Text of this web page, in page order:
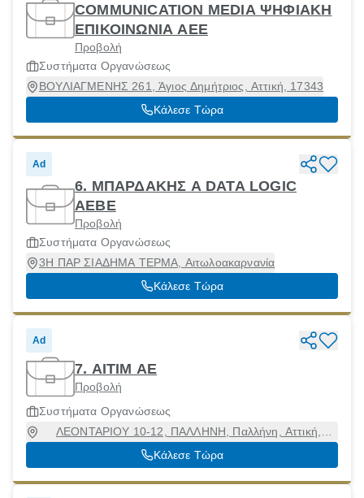
COMMUNICATION MEDIA ΨΗΦΙΑΚΗ
ΕΠΙΚΟΙΝΩΝΙΑ ΑΕΕ
Προβολή
Συστήματα Οργανώσεως
ΒΟΥΛΙΑΓΜΕΝΗΣ 261, Άγιος Δημήτριος, Αττική, 17343
Κάλεσε Τώρα
Ad
6. ΜΠΑΡΔΑΚΗΣ Α DATA LOGIC
ΑΕΒΕ
Προβολή
Συστήματα Οργανώσεως
3Η ΠΑΡ ΣΙΑΔΗΜΑ ΤΕΡΜΑ, Αιτωλοακαρνανία
Κάλεσε Τώρα
Ad
7. ΑΙΤΙΜ ΑΕ
Προβολή
Συστήματα Οργανώσεως
ΛΕΟΝΤΑΡΙΟΥ 10-12, ΠΑΛΛΗΝΗ, Παλλήνη, Αττική,
15351
Κάλεσε Τώρα